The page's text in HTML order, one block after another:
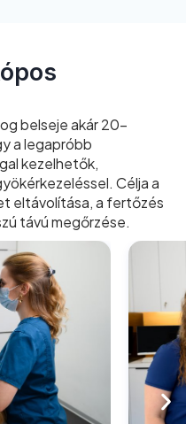
belseje akár 20-
a legapróbb
kezelhetők,
Célja a
eltávolítása, a fertőzés
távú megőrzése.